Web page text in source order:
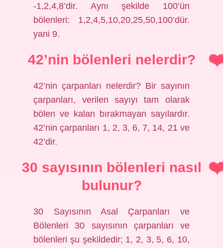
-1,2,4,8’dir. Aynı şekilde 100’ün
bölenleri: 1,2,4,5,10,20,25,50,100’dür.
yani 9.
42’nin bölenleri nelerdir?
42’nin çarpanları nelerdir? Bir sayının
çarpanları, verilen sayıyı tam olarak
bölen ve kalan bırakmayan sayılardır.
42’nin çarpanları 1, 2, 3, 6, 7, 14, 21 ve
42’dir.
30 sayısının bölenleri nasıl
bulunur?
30 Sayısının Asal Çarpanları ve
Bölenleri 30 sayısının çarpanları ve
bölenleri şu şekildedir; 1, 2, 3, 5, 6, 10,